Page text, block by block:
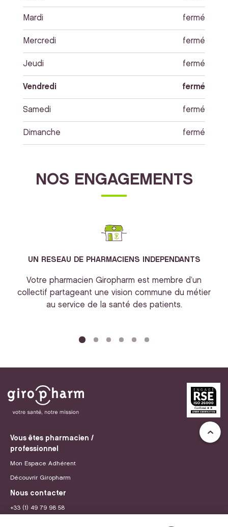
Mardi fermé
Mercredi fermé
Jeudi fermé
Vendredi fermé
Samedi fermé
Dimanche fermé
NOS ENGAGEMENTS
UN RESEAU DE PHARMACIENS INDEPENDANTS
Votre pharmacien Giropharm est membre d’un
collectif partageant une vision commune du métier
au service de la santé des patients.
Vous êtes pharmacien /
professionnel
Mon Espace Adhérent
Découvrir Giropharm
Nous contacter
+33 (1) 49 79 98 58